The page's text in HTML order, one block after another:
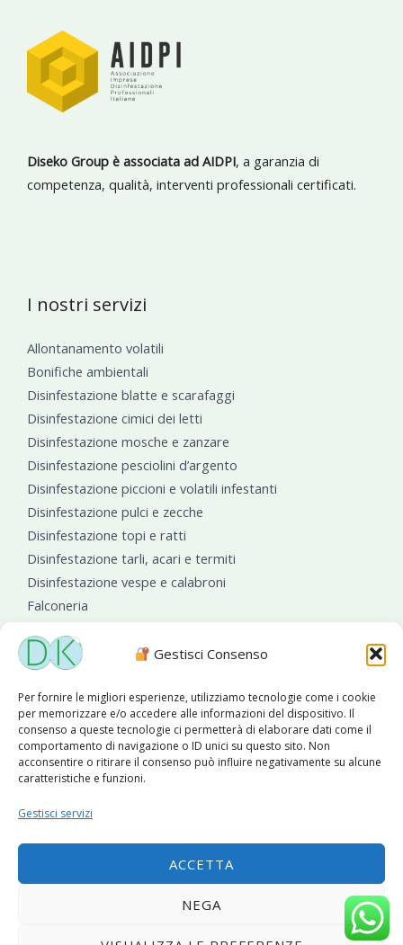
Gestisci Consenso
Per fornire le migliori esperienze, utilizziamo tecnologie come i cookie
per memorizzare e/o accedere alle informazioni del dispositivo. Il
consenso a queste tecnologie ci permetterà di elaborare dati come il
comportamento di navigazione o ID unici su questo sito. Non
acconsentire o ritirare il consenso può influire negativamente su alcune
caratteristiche e funzioni.
Gestisci servizi
ACCETTA
NEGA
Diseko Group è associata ad AIDPI, a garanzia di
competenza, qualità, interventi professionali certificati.
I nostri servizi
Allontanamento volatili
Bonifiche ambientali
Disinfestazione blatte e scarafaggi
Disinfestazione cimici dei letti
Disinfestazione mosche e zanzare
Disinfestazione pesciolini d’argento
Disinfestazione piccioni e volatili infestanti
Disinfestazione pulci e zecche
Disinfestazione topi e ratti
Disinfestazione tarli, acari e termiti
Disinfestazione vespe e calabroni
Falconeria
Copyright © 2026 Diseko Group Srls |
|Sito web